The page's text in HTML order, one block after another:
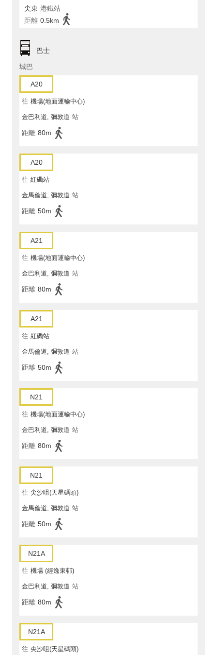
尖東 港鐵站
距離 0.5km
巴士
城巴
A20
往 機場(地面運輸中心)
金巴利道, 彌敦道 站
距離 80m
A20
往 紅磡站
金馬倫道, 彌敦道 站
距離 50m
A21
往 機場(地面運輸中心)
金巴利道, 彌敦道 站
距離 80m
A21
往 紅磡站
金馬倫道, 彌敦道 站
距離 50m
N21
往 機場(地面運輸中心)
金巴利道, 彌敦道 站
距離 80m
N21
往 尖沙咀(天星碼頭)
金馬倫道, 彌敦道 站
距離 50m
N21A
往 機場 (經逸東邨)
金巴利道, 彌敦道 站
距離 80m
N21A
往 尖沙咀(天星碼頭)